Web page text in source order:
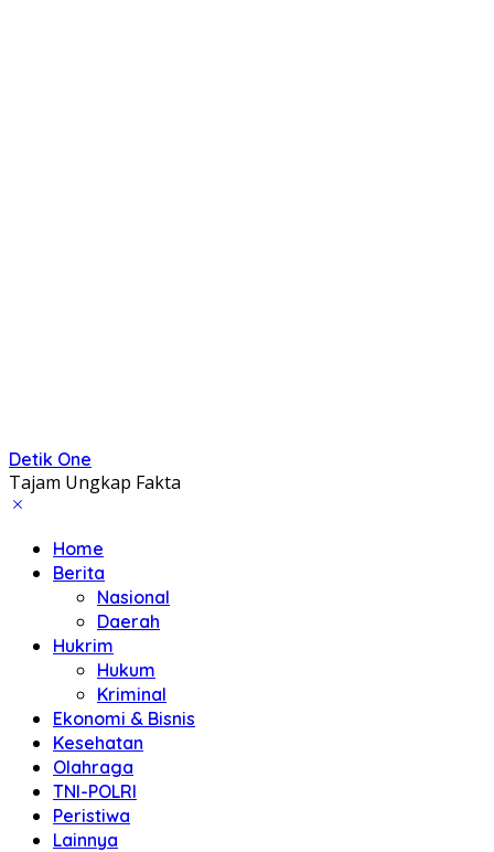
Detik One
Tajam Ungkap Fakta
Home
Berita
Nasional
Daerah
Hukrim
Hukum
Kriminal
Ekonomi & Bisnis
Kesehatan
Olahraga
TNI-POLRI
Peristiwa
Lainnya